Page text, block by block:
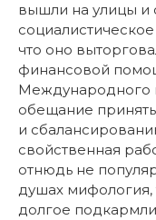
вышли на улицы
что оно
финансовой
Международного
обещание
и
свойственная
отнюдь не
душах мифология,
долгое